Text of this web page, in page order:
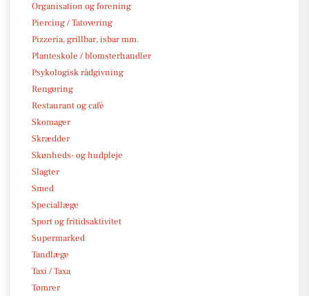
Organisation og forening
Piercing / Tatovering
Pizzeria, grillbar, isbar mm.
Planteskole / blomsterhandler
Psykologisk rådgivning
Rengøring
Restaurant og café
Skomager
Skrædder
Skønheds- og hudpleje
Slagter
Smed
Speciallæge
Sport og fritidsaktivitet
Supermarked
Tandlæge
Taxi / Taxa
Tømrer